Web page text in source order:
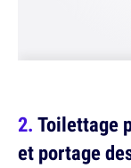
Toilettage
et portage